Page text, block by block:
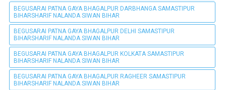
BEGUSARAI PATNA GAYA BHAGALPUR DARBHANGA SAMASTIPUR
BIHARSHARIF NALANDA SIWAN BIHAR
BEGUSARAI PATNA GAYA BHAGALPUR DELHI SAMASTIPUR
BIHARSHARIF NALANDA SIWAN BIHAR
BEGUSARAI PATNA GAYA BHAGALPUR KOLKATA SAMASTIPUR
BIHARSHARIF NALANDA SIWAN BIHAR
BEGUSARAI PATNA GAYA BHAGALPUR RAGHEER SAMASTIPUR
BIHARSHARIF NALANDA SIWAN BIHAR